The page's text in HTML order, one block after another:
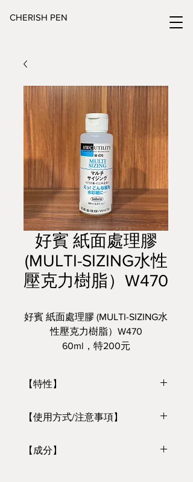
CHERISH PEN
好賓 紙面處理膠
(MULTI-SIZING水性
壓克力樹脂）W470
好賓 紙面處理膠 (MULTI-SIZING水
性壓克力樹脂）W470
60ml，特200元
【特性】
透。
【使用方式/注意事項】
紙面，待其完全乾燥後即可繪
【成分】